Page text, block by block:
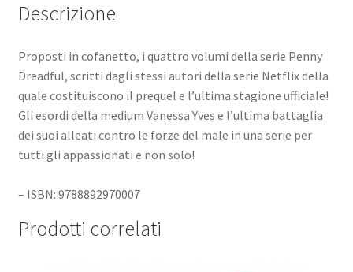
Descrizione
Proposti in cofanetto, i quattro volumi della serie Penny
Dreadful, scritti dagli stessi autori della serie Netflix della
quale costituiscono il prequel e l’ultima stagione ufficiale!
Gli esordi della medium Vanessa Yves e l’ultima battaglia
dei suoi alleati contro le forze del male in una serie per
tutti gli appassionati e non solo!
– ISBN: 9788892970007
Prodotti correlati